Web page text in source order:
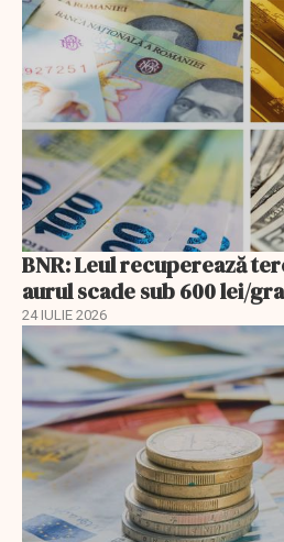
BNR: Leul recuperează
aurul scade sub 600 lei/
24 IULIE 2026